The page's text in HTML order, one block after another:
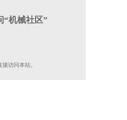
“机械社区”
访问本站。